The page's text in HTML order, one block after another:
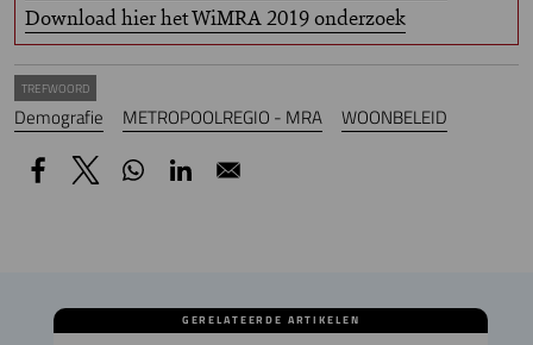
Download hier het WiMRA 2019 onderzoek
TREFWOORD
Demografie METROPOOLREGIO - MRA WOONBELEID
GERELATEERDE ARTIKELEN